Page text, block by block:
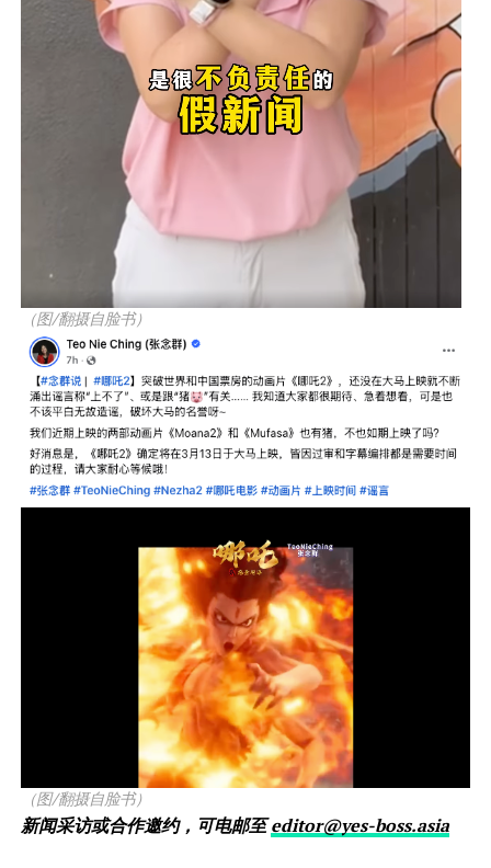
（图/翻摄自脸书）
（图/翻摄自脸书）
新闻采访或合作邀约，可电邮至editor@yes-boss.asia